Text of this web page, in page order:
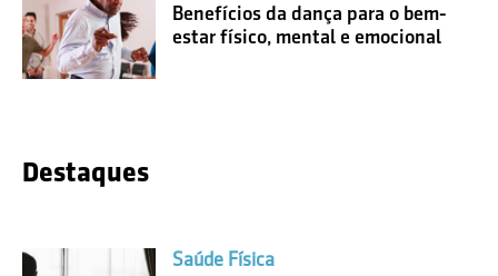
Benefícios da dança para o bem-
estar físico, mental e emocional
Destaques
Saúde Física